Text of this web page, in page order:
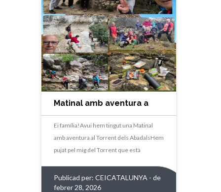
Matinal amb aventura a
Castellbell i el Vilar
Ei família!Avui hem tingut una Matinal
amb aventura al Torrent dels AbadalsHem
pujat pel mig del Torrent que està
Publicad per: CEICATALUNYA - de
febrer 28, 2026